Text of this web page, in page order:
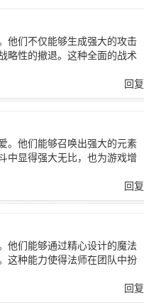
他们不仅能够生成强大的攻击
略性的撤退。这种全面的战术
回复
。他们能够召唤出强大的元素
中显得强大无比，也为游戏增
回复
他们能够通过精心设计的魔法
这种能力使得法师在团队中扮
回复